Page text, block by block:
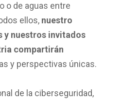
o de aguas entre
ellos, nuestro
y nuestros invitados
compartirán
y perspectivas únicas.
de la ciberseguridad,